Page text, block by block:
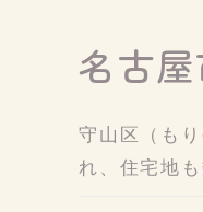
名古
守山区（も
れ、住宅地